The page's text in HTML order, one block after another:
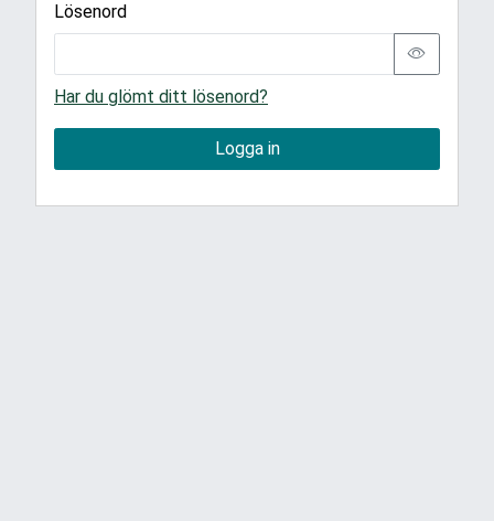
Lösenord
Har du glömt ditt lösenord?
Logga in